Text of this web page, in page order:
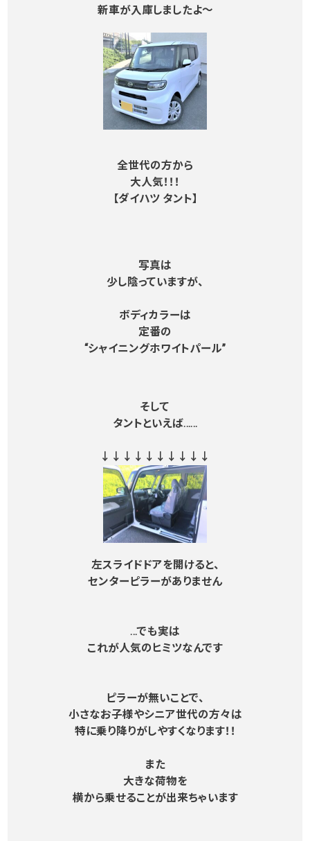
新車が入庫しましたよ～
全世代の方から
大人気！！！
【ダイハツ タント】
写真は
少し陰っていますが、
ボディカラーは
定番の
“シャイニングホワイトパール”
そして
タントといえば……
↓↓↓↓↓↓↓↓↓↓
左スライドドアを開けると、
センターピラーがありません
…でも実は
これが人気のヒミツなんです
ピラーが無いことで、
小さなお子様やシニア世代の方々は
特に乗り降りがしやすくなります！！
また
大きな荷物を
横から乗せることが出来ちゃいます